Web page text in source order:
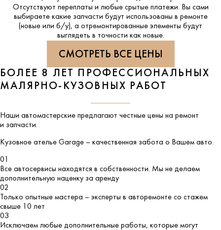
Отсутствуют переплаты и любые срытые платежи. Вы сами
выбираете какие запчасти будут использованы в ремонте
(новые или б/у), а отремонтированные элементы будут
выглядеть в точности как новые.
СМОТРЕТЬ ВСЕ ЦЕНЫ
БОЛЕЕ 8 ЛЕТ ПРОФЕССИОНАЛЬНЫХ
МАЛЯРНО-КУЗОВНЫХ РАБОТ
Наши автомастерские предлагают честные цены на ремонт
и запчасти.
Кузовное ателье Garage – качественная забота о Вашем авто.
01
Все автосервисы находятся в собственности. Мы не делаем
дополнительную наценку за аренду
02
Только опытные мастера – эксперты в авторемонте со стажем
свыше 10 лет
03
Исключаем любые дополнительные работы, которые могут